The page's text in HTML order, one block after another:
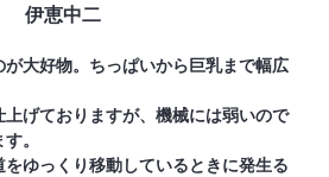
伊恵中二
大好物。ちっぱいから巨乳まで幅広
げておりますが、機械には弱いので
。
ゆっくり移動しているときに発生る